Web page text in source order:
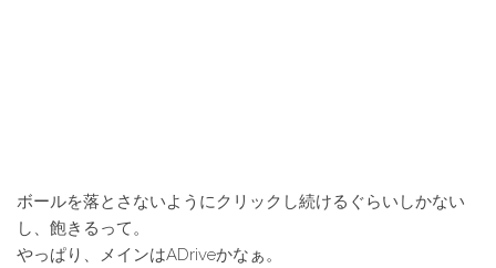
ボールを落とさないようにクリックし続けるぐらいしかない
し、飽きるって。
やっぱり、メインはADriveかなぁ。